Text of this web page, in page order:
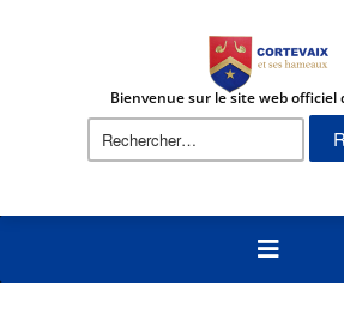
Bienvenue sur le site web officiel
Rechercher :